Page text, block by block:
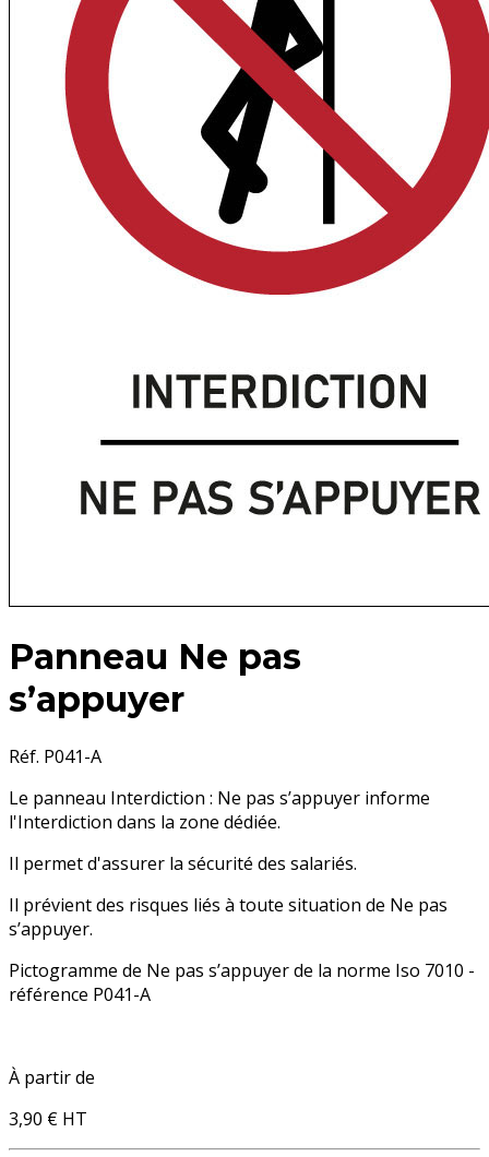
Panneau Ne pas
s’appuyer
Réf. P041-A
Le panneau Interdiction : Ne pas s’appuyer informe
l'Interdiction dans la zone dédiée.
Il permet d'assurer la sécurité des salariés.
Il prévient des risques liés à toute situation de Ne pas
s’appuyer.
Pictogramme de Ne pas s’appuyer de la norme Iso 7010 -
référence P041-A
À partir de
3,90 € HT